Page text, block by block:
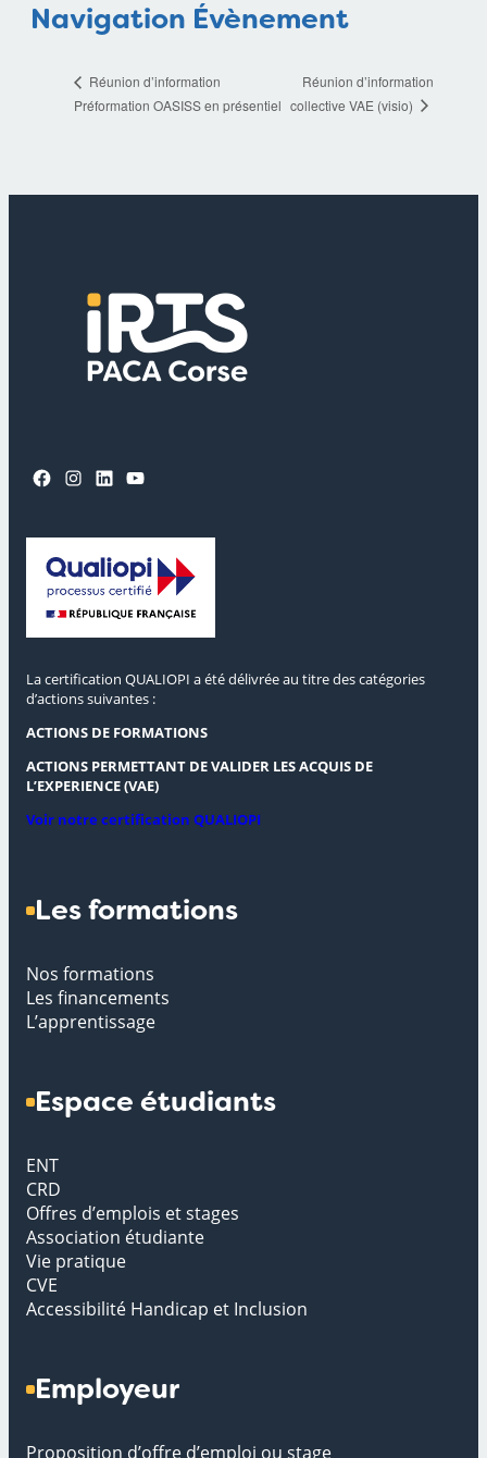
Navigation Évènement
Réunion d’information
Préformation OASISS en présentiel
Réunion d’information
collective VAE (visio)
Facebook Instagram LinkedIn YouTube
La certification QUALIOPI a été délivrée au titre des catégories
d’actions suivantes :
ACTIONS DE FORMATIONS
ACTIONS PERMETTANT DE VALIDER LES ACQUIS DE
L’EXPERIENCE (VAE)
Voir notre certification QUALIOPI
Les formations
Nos formations
Les financements
L’apprentissage
Espace étudiants
ENT
CRD
Offres d’emplois et stages
Association étudiante
Vie pratique
CVE
Accessibilité Handicap et Inclusion
Employeur
Proposition d’offre d’emploi ou stage